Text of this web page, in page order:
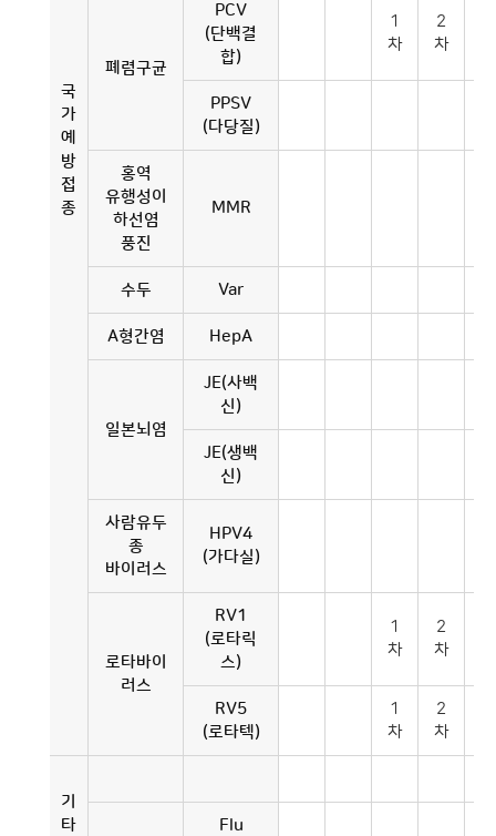
국
가
예
방
접
종
폐렴구균
PCV
(단백결
합)
1
차
2
차
PPSV
(다당질)
홍역
유행성이
하선염
풍진
MMR
수두 Var
A형간염 HepA
일본뇌염
JE(사백
신)
JE(생백
신)
사람유두
종
바이러스
HPV4
(가다실)
로타바이
러스
RV1
(로타릭
스)
1
차
2
차
RV5
(로타텍)
1
차
2
차
기
타
Flu